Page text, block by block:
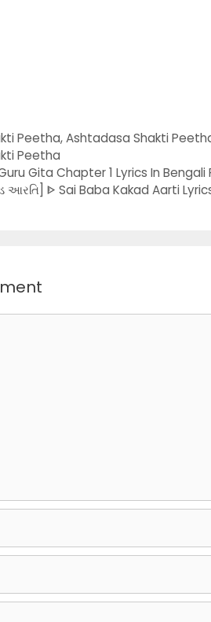
Peetha,Ashtadasa Shakti
Peetha
Guru Gita Chapter 1 Lyrics In Bengali
આરતિ] ᐈ Sai Baba Kakad Aarti